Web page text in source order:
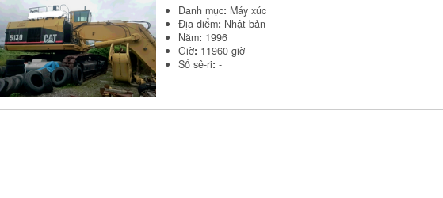
Danh mục: Máy xúc
Địa điểm: Nhật bản
Năm: 1996
Giờ: 11960 giờ
Số sê-ri: -